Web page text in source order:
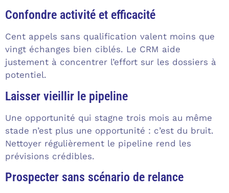
Confondre activité et efficacité
Cent appels sans qualification valent moins que
vingt échanges bien ciblés. Le CRM aide
justement à concentrer l’effort sur les dossiers à
potentiel.
Laisser vieillir le pipeline
Une opportunité qui stagne trois mois au même
stade n’est plus une opportunité : c’est du bruit.
Nettoyer régulièrement le pipeline rend les
prévisions crédibles.
Prospecter sans scénario de relance